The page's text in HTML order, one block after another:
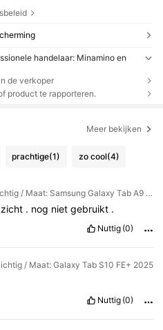
handelaar: Minamino en
de verkoper
product te rapporteren.
Meer bekijken
prachtige(1) zo cool(4)
Kleur: Doorzichtig / Maat: Samsung Galaxy Tab A9 Plus 2023(11-inch)
zicht . nog niet gebruikt .
Nuttig (0)
/ Maat: Galaxy Tab S10 FE+ 2025
Nuttig (0)